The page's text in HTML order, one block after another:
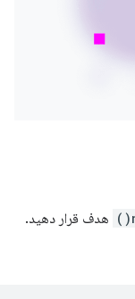
هدف قرار دهید.